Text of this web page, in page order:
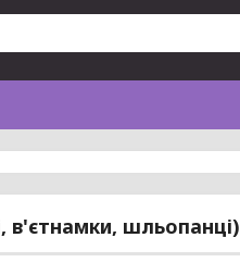
в'єтнамки, шльопанці)